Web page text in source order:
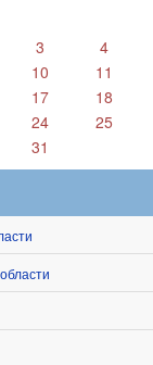
3
4
10
11
17
18
24
25
31